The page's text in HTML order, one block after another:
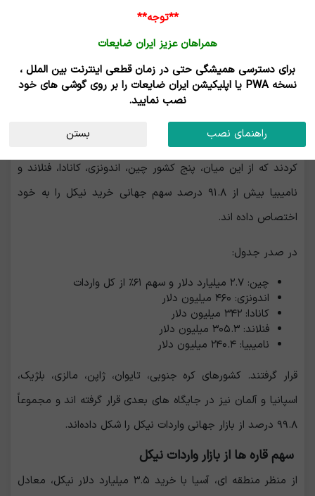
برترین واردکنندگان نیکل در جهان
داده ‌ها
نشان می‌دهد در سال ۲۰۲۴ تنها ۴۶ کشور اقدام به واردات نیکل
کردند که از این میان، پنج کشور چین، اندونزی، کانادا، فنلاند و
نامیبیا بیش از ۹۱.۸ درصد سهم جهانی خرید نیکل را به خود
اختصاص داده اند.
در صدر جدول:
چین: ۲.۷ میلیارد دلار و سهم ۶۱٪ از کل واردات
اندونزی: ۴۶۰ میلیون دلار
کانادا: ۳۴۲ میلیون دلار
فنلاند: ۳۰۵.۳ میلیون دلار
نامیبیا: ۲۴۰.۴ میلیون دلار
قرار گرفتند. کشورهای کره جنوبی، تایوان، ژاپن، مالزی، بلژیک،
اسپانیا و آلمان نیز در جایگاه های بعدی قرار گرفته‌ ‌اند و مجموعاً
۹۹.۸ درصد از بازار جهانی واردات نیکل را شکل داده‌اند.
سهم قاره‌ ها از بازار واردات نیکل
از منظر منطقه ‌ای، آسیا با خرید ۳.۵ میلیارد دلار نیکل، معادل
**توجه**
همراهان عزیز ایران ضایعات
برای دسترسی همیشگی حتی در زمان قطعی اینترنت بین الملل ،
نسخه PWA یا اپلیکیشن ایران ضایعات را بر روی گوشی های خود
نصب نمایید.
راهنمای نصب بستن